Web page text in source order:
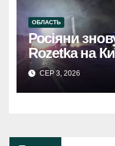
ОБЛАСТЬ
Росіяни
Rozetka на
знову
на
СЕР 3, 2026